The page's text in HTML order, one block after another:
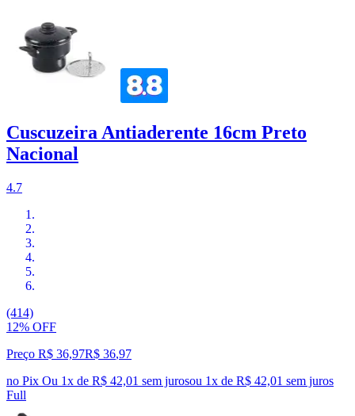
Cuscuzeira Antiaderente 16cm Preto
Nacional
4.7
(414)
12% OFF
Preço R$ 36,97R$ 36,97
no Pix Ou 1x de R$ 42,01 sem jurosou 1x de R$ 42,01 sem juros
Full